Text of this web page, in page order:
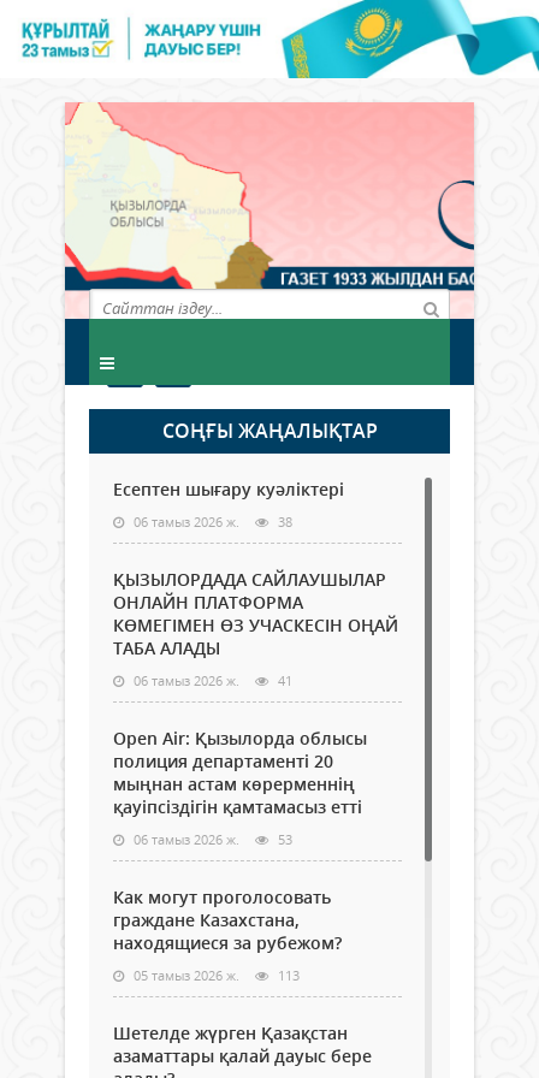
СОҢҒЫ ЖАҢАЛЫҚТАР
Есептен шығару куәліктері
06 тамыз 2026 ж. 38
ҚЫЗЫЛОРДАДА САЙЛАУШЫЛАР
ОНЛАЙН ПЛАТФОРМА
КӨМЕГІМЕН ӨЗ УЧАСКЕСІН ОҢАЙ
ТАБА АЛАДЫ
06 тамыз 2026 ж. 41
Open Air: Қызылорда облысы
полиция департаменті 20
мыңнан астам көрерменнің
қауіпсіздігін қамтамасыз етті
06 тамыз 2026 ж. 53
Как могут проголосовать
граждане Казахстана,
находящиеся за рубежом?
05 тамыз 2026 ж. 113
Шетелде жүрген Қазақстан
азаматтары қалай дауыс бере